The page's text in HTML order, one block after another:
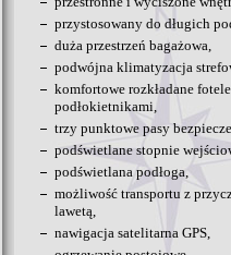
przystosowany do długich
duża przestrzeń bagażowa,
podwójna klimatyzacja
komfortowe rozkładane
podłokietnikami,
trzy punktowe pasy
podświetlane stopnie
podświetlana podłoga,
możliwość transportu z
lawetą,
nawigacja satelitarna GPS,